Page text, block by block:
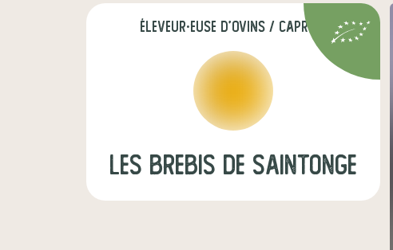
éleveur·euse d'ovins / caprins
Les Brebis de Saintonge